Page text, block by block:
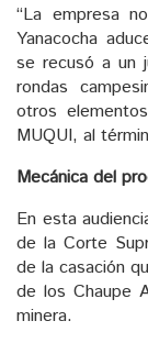
“La empresa
Yanacocha
se recusó a un
rondas
otros
MUQUI, al
Mecánica del
En esta
de la Corte
de la casación
de los Chaupe
minera.